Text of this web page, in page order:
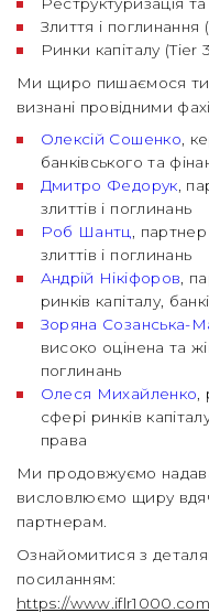
Злиття і поглинання
Ринки капіталу (Tier
Ми щиро пишаємося
визнані провідними
Олексій Сошенко ,
банківського та
Дмитро Федорук ,
злиттів і поглинань
Роб Шантц
,
злиттів і поглинань
Андрій Нікіфоров ,
ринків капіталу,
Зоряна Созанська-
високо оцінена та
поглинань
Олеся Михайленко
сфері ринків
права
Ми продовжуємо
висловлюємо щиру
партнерам.
Ознайомитися з
посиланням:
https://